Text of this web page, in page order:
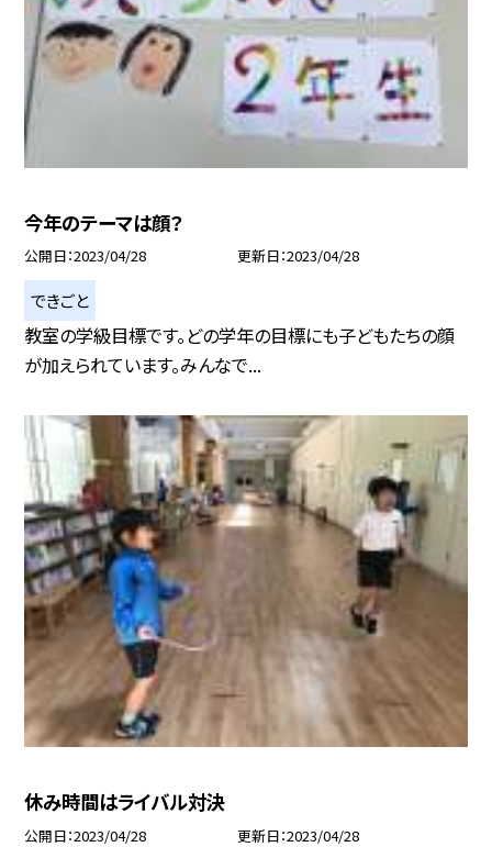
今年のテーマは顔？
公開日 2023/04/28 更新日 2023/04/28
できごと
教室の学級目標です。どの学年の目標にも子どもたちの顔
が加えられています。みんなで...
休み時間はライバル対決
公開日 2023/04/28 更新日 2023/04/28